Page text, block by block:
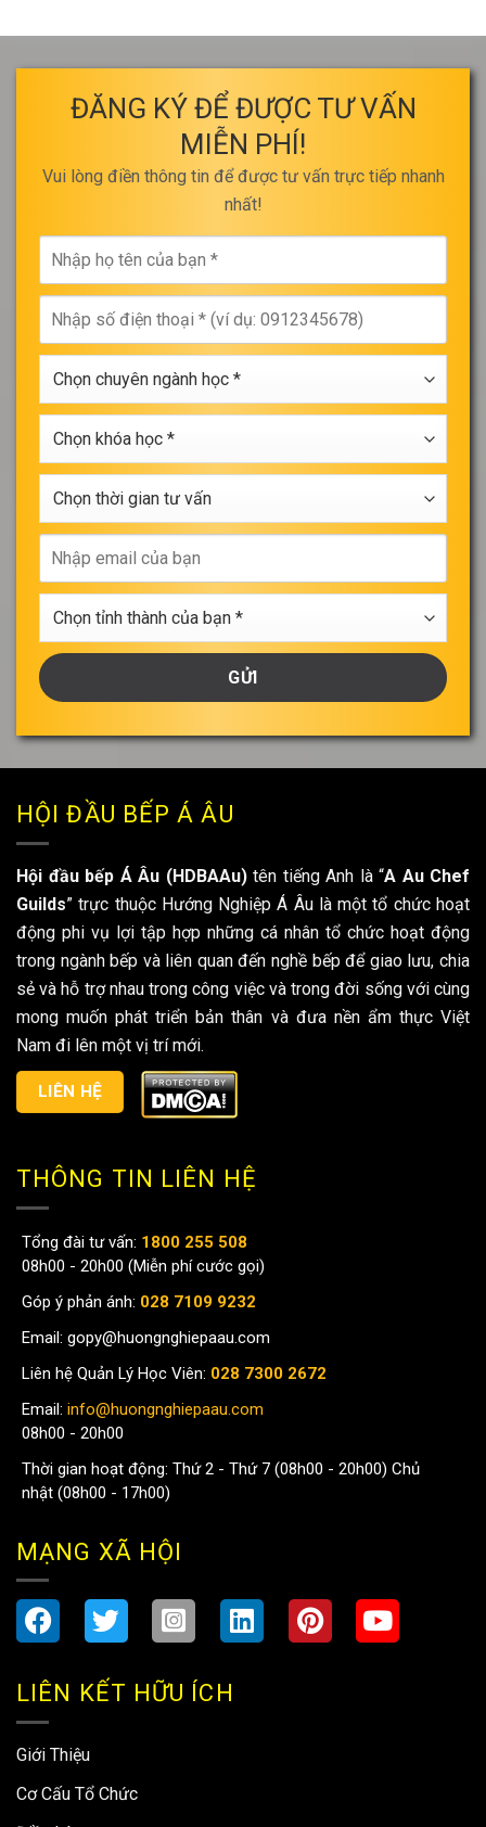
ĐĂNG KÝ ĐỂ ĐƯỢC TƯ VẤN
MIỄN PHÍ!
Vui lòng điền thông tin để được tư vấn trực tiếp nhanh
nhất!
họ
tên
của
bạn
*
số
điện
thoại
chuyên
ngành
học
khóa
học
thời
gian
tư
vấnemail
của
bạn
tỉnh
thành
của
bạn
HỘI ĐẦU BẾP Á ÂU
Hội đầu bếp Á Âu (HDBAAu)tên tiếng Anh là “A Au Chef
Guilds” trực thuộc Hướng Nghiệp Á Âu là một tổ chức hoạt
động phi vụ lợi tập hợp những cá nhân tổ chức hoạt động
trong ngành bếp và liên quan đến nghề bếp để giao lưu, chia
sẻ và hỗ trợ nhau trong công việc và trong đời sống với cùng
mong muốn phát triển bản thân và đưa nền ẩm thực Việt
Nam đi lên một vị trí mới.
LIÊN HỆ
THÔNG TIN LIÊN HỆ
Tổng đài tư vấn: 1800 255 508
08h00 - 20h00 (Miễn phí cước gọi)
Góp ý phản ánh: 028 7109 9232
Email: gopy@huongnghiepaau.com
Liên hệ Quản Lý Học Viên: 028 7300 2672
Email: info@huongnghiepaau.com
08h00 - 20h00
Thời gian hoạt động: Thứ 2 - Thứ 7 (08h00 - 20h00) Chủ
nhật (08h00 - 17h00)
MẠNG XÃ HỘI
LIÊN KẾT HỮU ÍCH
Giới Thiệu
Cơ Cấu Tổ Chức